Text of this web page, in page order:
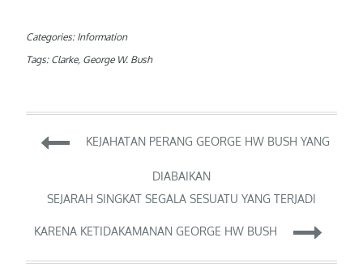
Categories: Information
Tags: Clarke, George W. Bush
Post
navigation
KEJAHATAN PERANG GEORGE HW BUSH YANG
DIABAIKAN
SEJARAH SINGKAT SEGALA SESUATU YANG TERJADI
KARENA KETIDAKAMANAN GEORGE HW BUSH